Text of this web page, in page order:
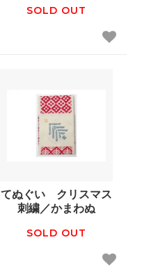
SOLD OUT
てぬぐい クリスマス
刺繍／かまわぬ
SOLD OUT